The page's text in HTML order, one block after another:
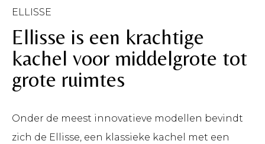
ELLISSE
Ellisse is een krachtige
kachel voor middelgrote tot
grote ruimtes
Onder de meest innovatieve modellen bevindt
zich de Ellisse, een klassieke kachel met een